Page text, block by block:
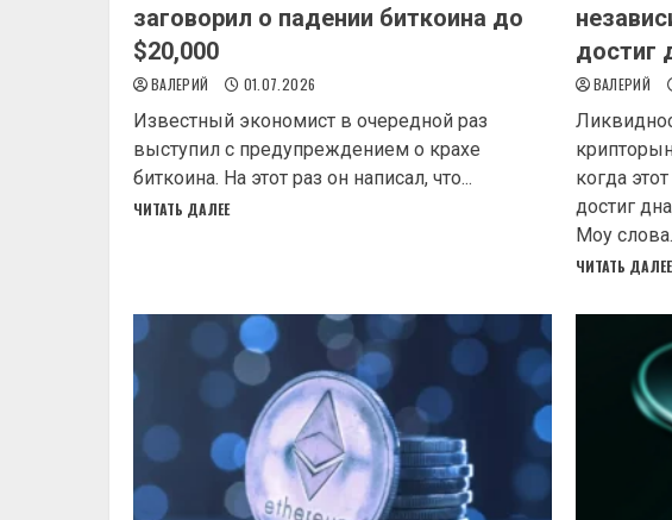
заговорил о падении биткоина до
$20,000
ВАЛЕРИЙ 01.07.2026
Известный экономист в очередной раз
выступил с предупреждением о крахе
биткоина. На этот раз он написал, что...
ЧИТАТЬ ДАЛЕЕ
достиг
ВАЛЕРИЙ
когда
достиг
Моу
ЧИТАТЬ ДАЛЕЕ